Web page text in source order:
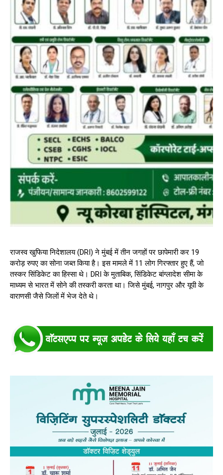
राजस्व खुफिया निदेशालय (DRI) ने मुंबई में तीन जगहों पर छापेमारी कर 19
करोड़ रुपए का सोना जब्त किया है। इस मामले में 11 लोग गिरफ्तार हुए हैं, जो
तस्कर सिंडिकेट का हिस्सा थे। DRI के मुताबिक, सिंडिकेट बांग्लादेश सीमा के
माध्यम से भारत में सोने की तस्करी करता था। जिसे मुंबई, नागपुर और यूपी के
वाराणसी जैसे जिलों में भेज देते थे।